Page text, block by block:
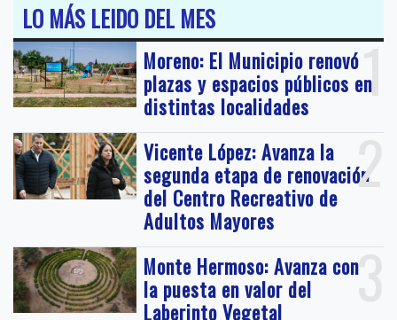
LO MÁS LEIDO DEL MES
1
Moreno: El Municipio renovó
plazas y espacios públicos en
distintas localidades
2
Vicente López: Avanza la
segunda etapa de renovación
del Centro Recreativo de
Adultos Mayores
3
Monte Hermoso: Avanza con
la puesta en valor del
Laberinto Vegetal